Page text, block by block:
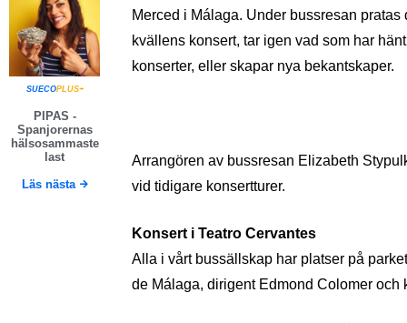
SUECOPLUS+
PIPAS -
Spanjorernas
hälsosammaste
last
Läs nästa
Merced i Málaga. Under bussresan
kvällens konsert, tar igen vad som har
konserter, eller skapar nya bekantskaper.
Arrangören av bussresan Elizabeth
vid tidigare konsertturer.
Konsert i Teatro Cervantes
Alla i vårt bussällskap har platser på
de Málaga, dirigent Edmond Colomer